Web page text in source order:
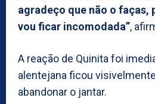
agradeço que não o faças,
vou ficar incomodada”,
A reação de Quinita foi
alentejana ficou
abandonar o jantar.